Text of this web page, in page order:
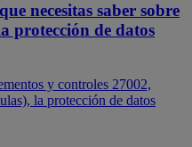
necesitas saber sobre
protección de datos
y controles 27002,
la protección de datos